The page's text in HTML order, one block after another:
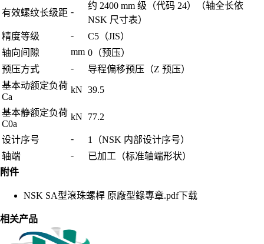
有效螺纹长级距 -
约 2400 mm 级（代码 24）（轴全长依
NSK 尺寸表）
精度等级
-
C5（JIS）
轴向间隙
mm 0（预压）
预压方式
-
导程偏移预压（Z 预压）
基本动额定负荷
Ca
kN 39.5
基本静额定负荷
C0a
kN 77.2
设计序号 -
1（NSK 内部设计序号）
轴端
-
已加工（标准轴端形状）
附件
NSK SA型滾珠螺桿 原廠型錄專章.pdf下载
相关产品